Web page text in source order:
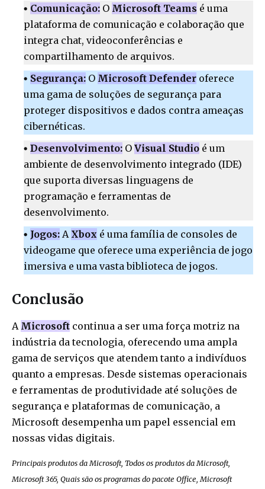
Comunicação: O Microsoft Teams é uma
plataforma de comunicação e colaboração que
integra chat, videoconferências e
compartilhamento de arquivos.
Segurança: O Microsoft Defender oferece
uma gama de soluções de segurança para
proteger dispositivos e dados contra ameaças
cibernéticas.
Desenvolvimento: O Visual Studio é um
ambiente de desenvolvimento integrado (IDE)
que suporta diversas linguagens de
programação e ferramentas de
desenvolvimento.
Jogos: A Xbox é uma família de consoles de
videogame que oferece uma experiência de jogo
imersiva e uma vasta biblioteca de jogos.
Conclusão
A Microsoft continua a ser uma força motriz na
indústria da tecnologia, oferecendo uma ampla
gama de serviços que atendem tanto a indivíduos
quanto a empresas. Desde sistemas operacionais
e ferramentas de produtividade até soluções de
segurança e plataformas de comunicação, a
Microsoft desempenha um papel essencial em
nossas vidas digitais.
Principais produtos da Microsoft, Todos os produtos da Microsoft,
Microsoft 365, Quais são os programas do pacote Office, Microsoft